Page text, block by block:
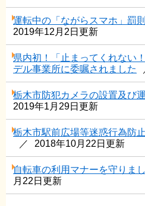
運転中の「ながらスマホ」罰
2019年12月2日更新
県内初！「止まってくれない
デル事業所に委嘱されました
栃木市防犯カメラの設置及び
2019年1月29日更新
栃木市駅前広場等迷惑行為防
2018年10月22日更新
自転車の利用マナーを守りまし
月22日更新